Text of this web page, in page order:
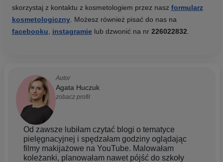
skorzystaj z kontaktu z kosmetologiem przez nasz formularz
kosmetologiczny. Możesz również pisać do nas na
facebooku
instagramielub dzwonić na nr 226022832
Autor
Agata Huczuk
zobacz profil
Od zawsze lubiłam czytać blogi o tematyce
pielęgnacyjnej i spędzałam godziny oglądając
filmy makijażowe na YouTube. Malowałam
koleżanki, planowałam nawet pójść do szkoły